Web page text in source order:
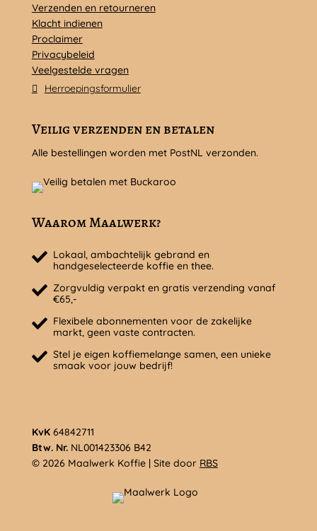
Verzenden en retourneren
Klacht indienen
Proclaimer
Privacybeleid
Veelgestelde vragen
Herroepingsformulier
Veilig verzenden en betalen
Alle bestellingen worden met PostNL verzonden.
Waarom Maalwerk?
Lokaal, ambachtelijk gebrand en
handgeselecteerde koffie en thee.
Zorgvuldig verpakt en gratis verzending vanaf
€65,-
Flexibele abonnementen voor de zakelijke
markt, geen vaste contracten.
Stel je eigen koffiemelange samen, een unieke
smaak voor jouw bedrijf!
KvK64842711
Btw. Nr.NL001423306 B42
© 2026 Maalwerk Koffie | Site door RBS